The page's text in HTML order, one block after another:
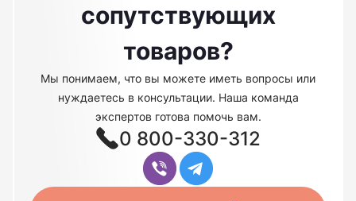
сопутствующих
товаров?
Мы понимаем, что вы можете иметь вопросы или
нуждаетесь в консультации. Наша команда
экспертов готова помочь вам.
0 800-330-312